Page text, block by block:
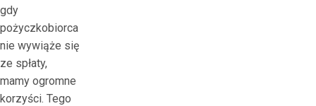
gdy
pożyczkobiorca
nie wywiąże się
ze spłaty,
mamy ogromne
korzyści. Tego